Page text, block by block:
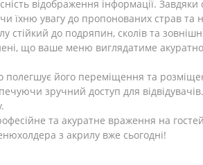
відображення інформації. Завдяки
їхню увагу до пропонованих страв та
стійкий до подряпин, сколів та
що ваше меню виглядатиме
його переміщення та
зручний доступ для
та акуратне враження на
з акрилу вже сьогодні!